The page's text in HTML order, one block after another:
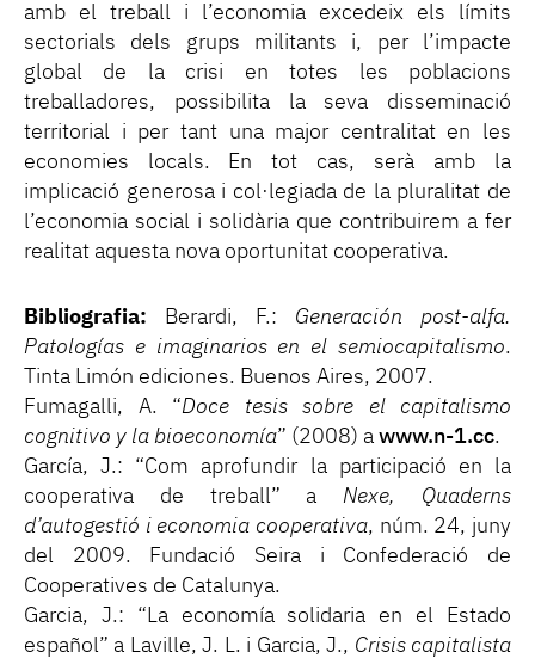
amb el treball i l’economia excedeix els límits
sectorials dels grups militants i, per l’impacte
global de la crisi en totes les poblacions
treballadores, possibilita la seva disseminació
territorial i per tant una major centralitat en les
economies locals. En tot cas, serà amb la
implicació generosa i col·legiada de la pluralitat de
l’economia social i solidària que contribuirem a fer
realitat aquesta nova oportunitat cooperativa.
Bibliografia: Berardi, F.: Generación post-alfa.
Patologías e imaginarios en el semiocapitalismo.
Tinta Limón ediciones. Buenos Aires, 2007.
Fumagalli, A. “Doce tesis sobre el capitalismo
cognitivo y la bioeconomía” (2008) a www.n-1.cc.
García, J.: “Com aprofundir la participació en la
cooperativa de treball” a Nexe, Quaderns
d’autogestió i economia cooperativa, núm. 24, juny
del 2009. Fundació Seira i Confederació de
Cooperatives de Catalunya.
Garcia, J.: “La economía solidaria en el Estado
español” a Laville, J. L. i Garcia, J., Crisis capitalista